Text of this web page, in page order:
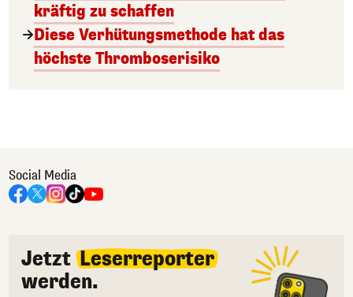
kräftig zu schaffen
Diese Verhütungsmethode hat das
höchste Thromboserisiko
Social Media
Jetzt Leserreporter
werden.